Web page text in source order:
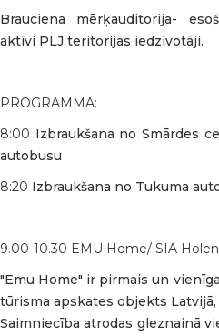
Brauciena mērķauditorija-
aktīvi PLJ teritorijas iedzīvotāji.
PROGRAMMA:
8:00 Izbraukšana no Smārdes
autobusu
8:20 Izbraukšana no Tukuma
9.00-10.30 EMU Home/ SIA
"Emu Home" ir pirmais un
tūrisma apskates objekts
Saimniecība atrodas gleznainā